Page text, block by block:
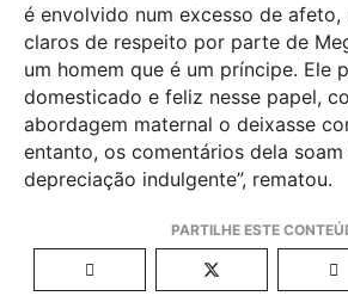
é envolvido num excesso de afeto,
claros de respeito por parte de
um homem que é um príncipe. Ele
domesticado e feliz nesse papel,
abordagem maternal o deixasse
entanto, os comentários dela soam
depreciação indulgente”, rematou.